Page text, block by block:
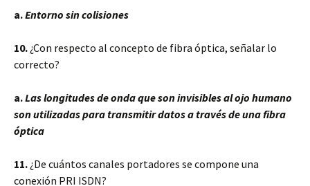
a.Entorno sin colisiones
10. ¿Con respecto al concepto de fibra óptica, señalar lo
correcto?
a.Las longitudes de onda que son invisibles al ojo humano
son utilizadas para transmitir datos a través de una fibra
óptica
11. ¿De cuántos canales portadores se compone una
conexión PRI ISDN?